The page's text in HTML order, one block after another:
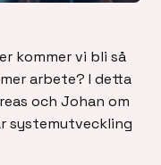
kommer vi bli så
arbete? I detta
och Johan om
systemutveckling